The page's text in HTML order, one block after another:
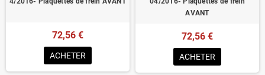
72,56 €
ACHETER
AVANT
72,56 €
ACHETER